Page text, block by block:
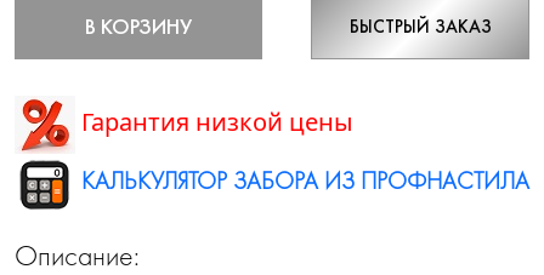
В КОРЗИНУ БЫСТРЫЙ ЗАКАЗ
Гарантия низкой цены
КАЛЬКУЛЯТОР ЗАБОРА ИЗ ПРОФНАСТИЛА
Описание: